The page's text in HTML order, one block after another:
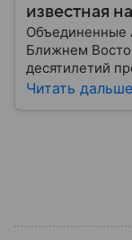
известная
Объединенные
Ближнем
десятилетий
до одного из
материале —
Читать дальше